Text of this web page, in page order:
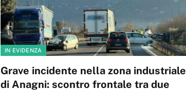
IN EVIDENZA
Grave incidente nella zona industriale
di Anagni: scontro frontale tra due